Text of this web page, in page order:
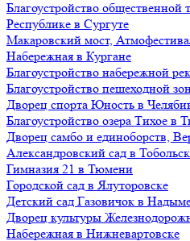
Благоустройство общественной
Республике в Сургуте
Макаровский мост,
Набережная в Кургане
Благоустройство набережной
Благоустройство пешеходной
Дворец спорта Юность в
Благоустройство озера Тихое в
Дворец самбо и единоборств,
Александровский сад в
Гимназия 21 в Тюмени
Городской сад в Ялуторовске
Детский сад Газовичок в
Дворец культуры
Набережная в Нижневартовске